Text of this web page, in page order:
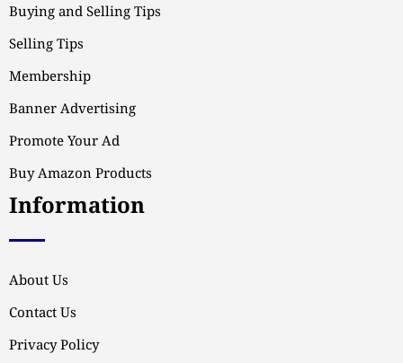
Buying and Selling Tips
Selling Tips
Membership
Banner Advertising
Promote Your Ad
Buy Amazon Products
Information
About Us
Contact Us
Privacy Policy